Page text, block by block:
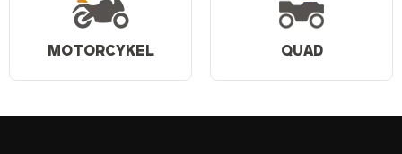
MOTORCYKEL QUAD